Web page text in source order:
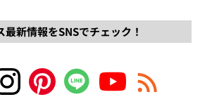
最新情報をSNSでチェック！